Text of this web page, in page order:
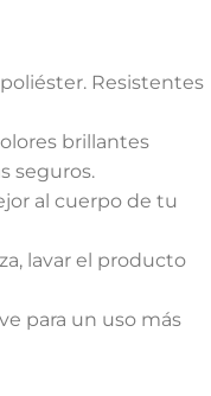
Resistentes
brillantes
seguros.
al cuerpo de tu
lavar el producto
para un uso más